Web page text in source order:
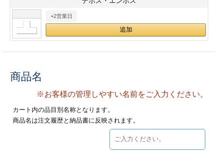
ード印刷
印刷
形マル型
印刷
名刺印刷
25
26
28
29 30
+2営業日
商品名
※お客様の管理しやすい名前をご入力ください。
カート内の品目別名称となります。
商品名は注文履歴と納品書に反映されます。